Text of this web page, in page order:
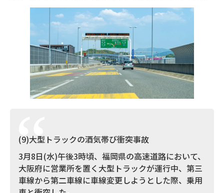
(9)大型トラックの酒気帯び衝突事故
3月8日(水)午後3時頃、福岡県の高速道路において、
大阪府に営業所を置く大型トラックが運行中、第三
車線から第二車線に車線変更しようとした際、乗用